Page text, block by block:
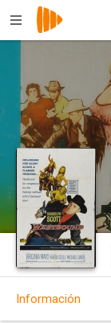
Información